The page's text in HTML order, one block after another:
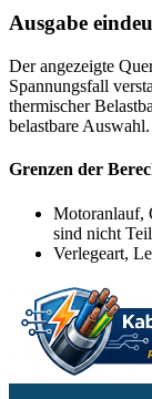
Ausgabe
Der angezeigte
Spannungsfall
thermischer
belastbare Auswahl.
Grenzen der
Motoranlauf,
sind nicht
Verlegeart,